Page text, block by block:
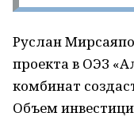
Руслан
проекта в ОЭЗ
комбинат
Объем